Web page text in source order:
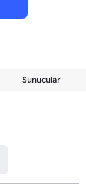
Sunucular